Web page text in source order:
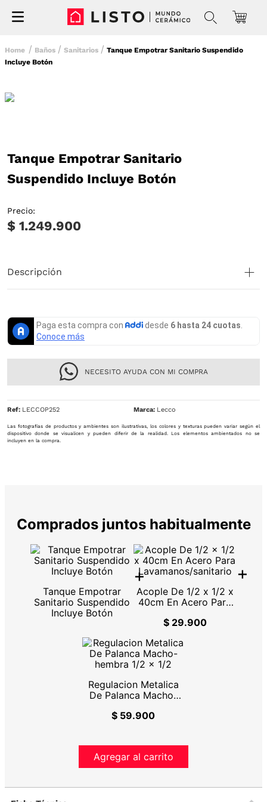
Baños Sanitarios
Tanque Empotrar Sanitario Suspendido
Incluye Botón
Tanque Empotrar Sanitario
Suspendido Incluye Botón
Precio:
$ 1.249.900
Descripción
NECESITO AYUDA CON MI COMPRA
Ref: LECCOP252 Lecco
Las fotografías de productos y ambientes son ilustrativas, los colores y texturas pueden variar según el
dispositivo donde se visualicen y pueden diferir de la realidad. Los elementos ambientados no se
incluyen en la compra.
Comprados juntos habitualmente
Tanque Empotrar
Sanitario Suspendido
Incluye Botón
+
Acople De 1/2 x 1/2 x
40cm En Acero Para
$ 29.900
+
Regulacion Metalica
De Palanca Macho-
$ 59.900
Agregar al carrito